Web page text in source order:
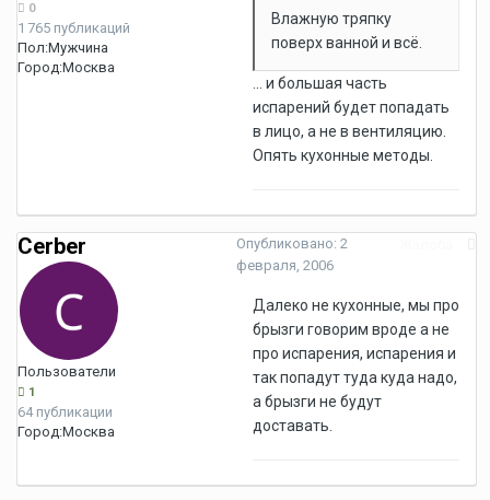
0
1 765 публикаций
Пол:Мужчина
Город:Москва
Влажную тряпку
поверх ванной и всё.
... и большая часть
испарений будет попадать
в лицо, а не в вентиляцию.
Опять кухонные методы.
Cerber
Пользователи
1
64 публикации
Город:Москва
Опубликовано: 2
февраля, 2006
Далеко не кухонные, мы про
брызги говорим вроде а не
про испарения, испарения и
так попадут туда куда надо,
а брызги не будут
доставать.